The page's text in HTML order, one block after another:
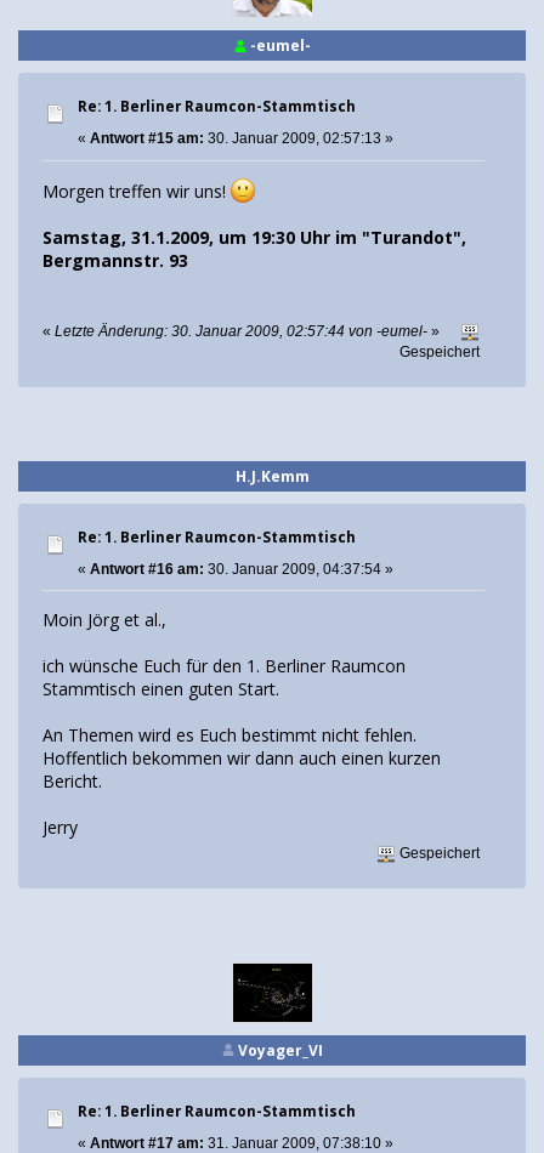
-eumel-
Re: 1. Berliner Raumcon-Stammtisch
« Antwort #15 am: 30. Januar 2009, 02:57:13 »
Morgen treffen wir uns!
Samstag, 31.1.2009, um 19:30 Uhr im "Turandot",
Bergmannstr. 93
« Letzte Änderung: 30. Januar 2009, 02:57:44 von -eumel- »
Gespeichert
H.J.Kemm
Re: 1. Berliner Raumcon-Stammtisch
« Antwort #16 am: 30. Januar 2009, 04:37:54 »
Moin Jörg et al.,
ich wünsche Euch für den 1. Berliner Raumcon
Stammtisch einen guten Start.
An Themen wird es Euch bestimmt nicht fehlen.
Hoffentlich bekommen wir dann auch einen kurzen
Bericht.
Jerry
Gespeichert
Voyager_VI
Re: 1. Berliner Raumcon-Stammtisch
« Antwort #17 am: 31. Januar 2009, 07:38:10 »